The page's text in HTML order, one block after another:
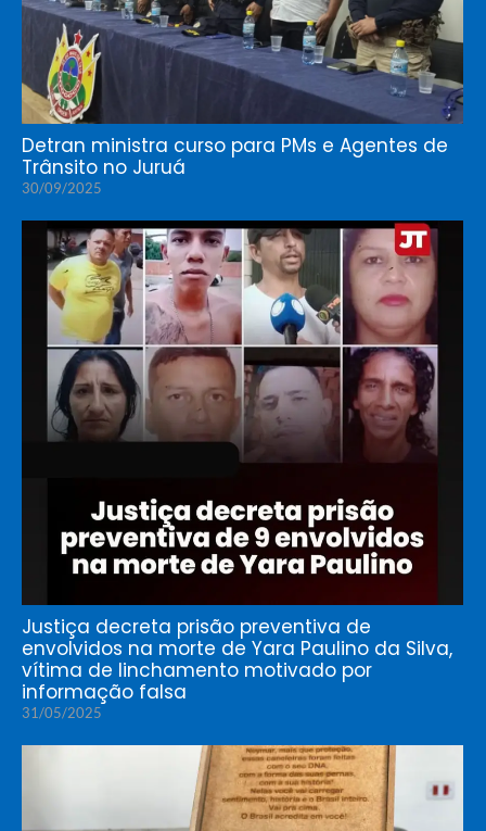
Detran ministra curso para PMs e Agentes de
Trânsito no Juruá
30/09/2025
Justiça decreta prisão preventiva de
envolvidos na morte de Yara Paulino da Silva,
vítima de linchamento motivado por
informação falsa
31/05/2025